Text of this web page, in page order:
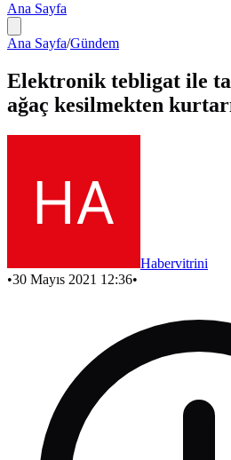
Ana Sayfa
Ana Sayfa/Gündem
Elektronik tebligat ile
ağaç kesilmekten
Habervitrini
•30 Mayıs 2021 12:36•